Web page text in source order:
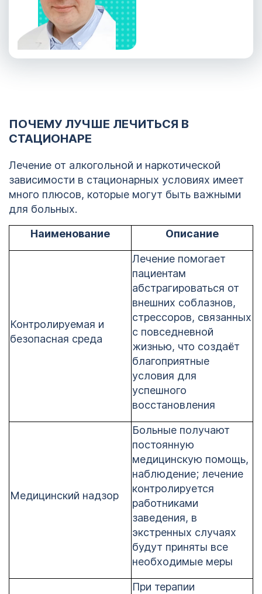
ПОЧЕМУ ЛУЧШЕ ЛЕЧИТЬСЯ В
СТАЦИОНАРЕ
Лечение от алкогольной и наркотической
зависимости в стационарных условиях имеет
много плюсов, которые могут быть важными
для больных.
Наименование
Описание
Контролируемая и
безопасная среда
Лечение помогает
пациентам
абстрагироваться от
внешних соблазнов,
стрессоров, связанных
с повседневной
жизнью, что создаёт
благоприятные
условия для
успешного
восстановления
Медицинский надзор
Больные получают
постоянную
медицинскую помощь,
наблюдение; лечение
контролируется
работниками
заведения, в
экстренных случаях
будут приняты все
необходимые меры
При терапии